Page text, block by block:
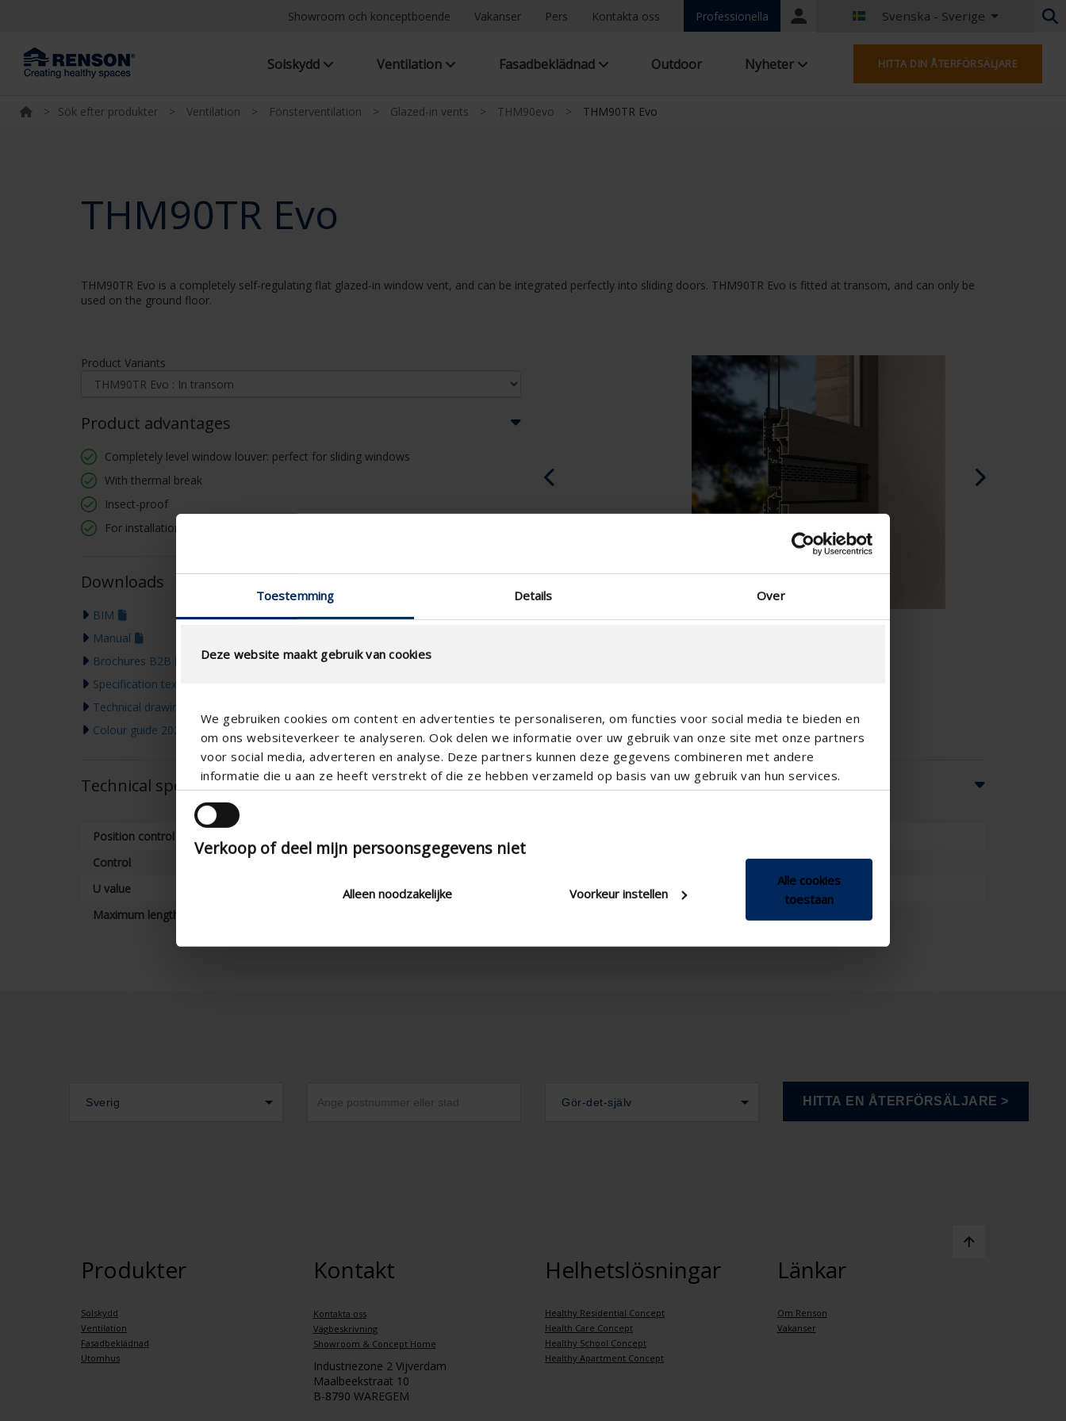
Toestemming Details Over
Deze website maakt gebruik van cookies
We gebruiken cookies om content en advertenties te personaliseren, om functies voor social media te bieden en
om ons websiteverkeer te analyseren. Ook delen we informatie over uw gebruik van onze site met onze partners
voor social media, adverteren en analyse. Deze partners kunnen deze gegevens combineren met andere
informatie die u aan ze heeft verstrekt of die ze hebben verzameld op basis van uw gebruik van hun services.
Verkoop of deel mijn persoonsgegevens niet
Alleen noodzakelijke Voorkeur instellen
Alle cookies
toestaan
Showroom och konceptboende Vakanser Pers Kontakta oss Professionella
Portal
Svenska - Sverige
Holländska - Belgien
Franska - Belgien
Holländska - Nederländerna
Tjeckien - Tjeckien
Solskydd Ventilation Fasadbeklädnad Outdoor Nyheter HITTA DIN ÅTERFÖRSÄLJARE
> Sök efter produkter > Ventilation > Fönsterventilation > Glazed-in vents > THM90evo > THM90TR Evo
THM90TR Evo
THM90TR Evo is a completely self-regulating flat glazed-in window vent, and can be integrated perfectly into sliding doors. THM90TR Evo is fitted at transom, and can only be
used on the ground floor.
Product Variants
Product advantages
Completely level window louver: perfect for sliding windows
With thermal break
Insect-proof
For installation on transom
Downloads
BIM
Manual
Brochures B2B
Specification text
Technical drawing
Colour guide 2026
Technical specifications
Position control
Control
U value
Maximum length (mm)
Sverig Gör-det-själv
Produkter
Solskydd
Ventilation
Fasadbeklädnad
Utomhus
Kontakt
Kontakta oss
Vägbeskrivning
Showroom & Concept Home
Industriezone 2 Vijverdam
Maalbeekstraat 10
B-8790 WAREGEM
Helhetslösningar
Healthy Residential Concept
Health Care Concept
Healthy School Concept
Healthy Apartment Concept
Länkar
Om Renson
Vakanser